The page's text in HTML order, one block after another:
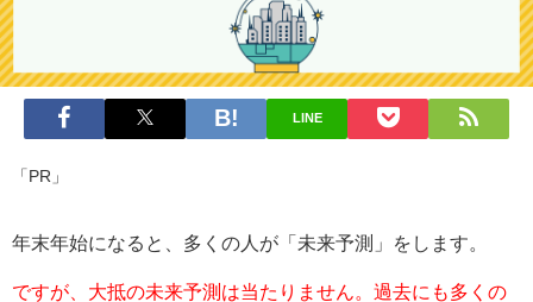
LINE
「PR」
年末年始になると、多くの人が「未来予測」をします。
ですが、大抵の未来予測は当たりません。過去にも多くの